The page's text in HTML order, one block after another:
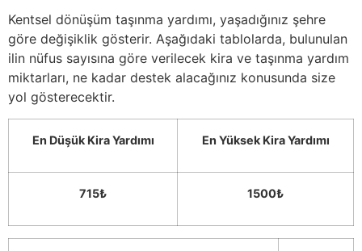
Kentsel dönüşüm taşınma yardımı, yaşadığınız şehre
göre değişiklik gösterir. Aşağıdaki tablolarda, bulunulan
ilin nüfus sayısına göre verilecek kira ve taşınma yardım
miktarları, ne kadar destek alacağınız konusunda size
yol gösterecektir.
En Düşük Kira Yardımı En Yüksek Kira Yardımı
715₺ 1500₺